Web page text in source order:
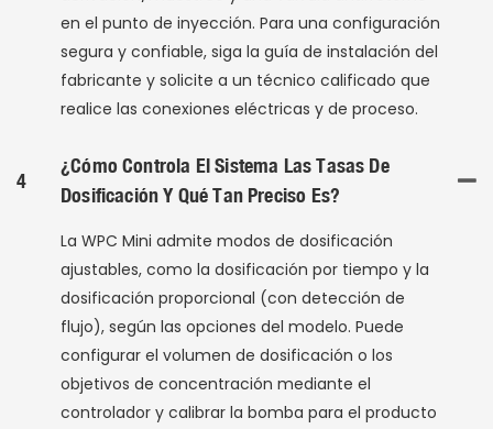
en el punto de inyección. Para una configuración
segura y confiable, siga la guía de instalación del
fabricante y solicite a un técnico calificado que
realice las conexiones eléctricas y de proceso.
4
¿Cómo Controla El Sistema Las Tasas De
Dosificación Y Qué Tan Preciso Es?
La WPC Mini admite modos de dosificación
ajustables, como la dosificación por tiempo y la
dosificación proporcional (con detección de
flujo), según las opciones del modelo. Puede
configurar el volumen de dosificación o los
objetivos de concentración mediante el
controlador y calibrar la bomba para el producto